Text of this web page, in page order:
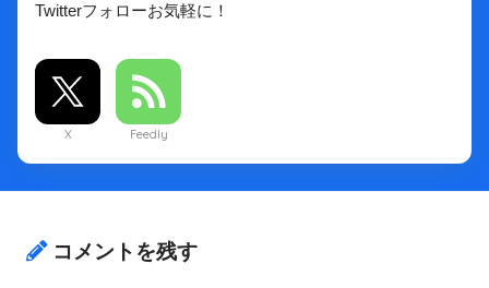
Twitterフォローお気軽に！
X Feedly
コメントを残す